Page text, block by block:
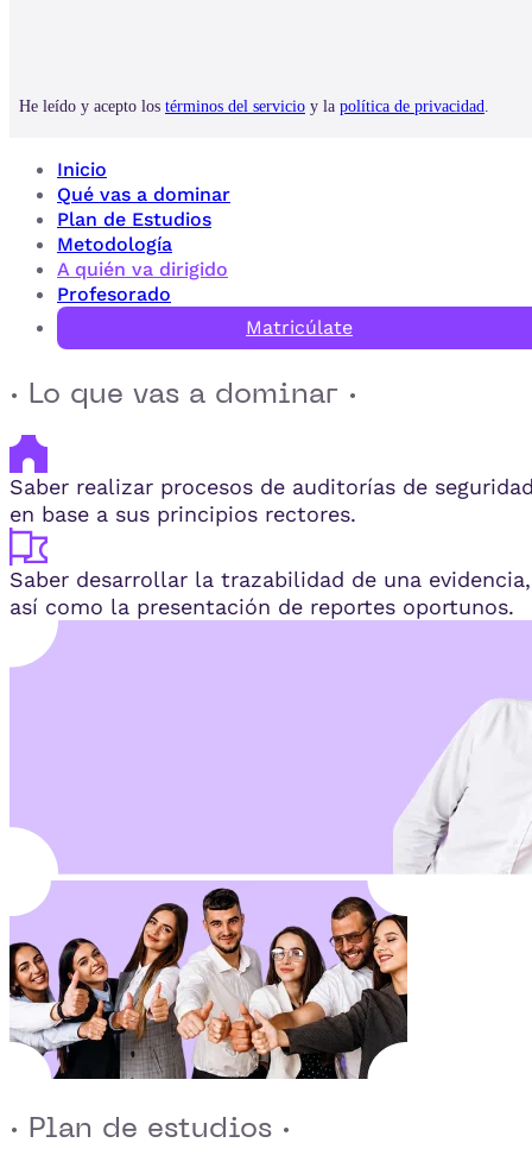
Inicio
Qué vas a dominar
Plan de Estudios
Metodología
A quién va dirigido
Profesorado
Matricúlate
· Lo que vas a dominar ·
Saber realizar procesos de auditorías de
en base a sus principios rectores.
Saber desarrollar la trazabilidad de una evidencia,
así como la presentación de reportes oportunos.
· Plan de estudios ·